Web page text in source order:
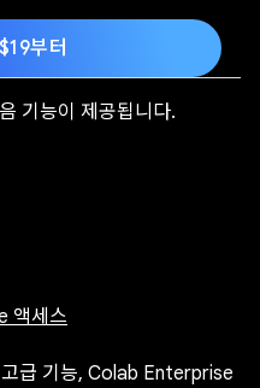
부터
기능이 제공됩니다.
액세스
급 기능, Colab Enterprise